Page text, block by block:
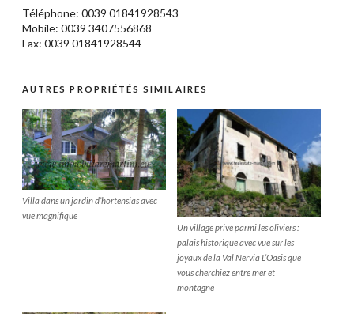
Téléphone: 0039 01841928543
Mobile: 0039 3407556868
Fax: 0039 01841928544
AUTRES PROPRIÉTÉS SIMILAIRES
Villa dans un jardin d’hortensias avec
vue magnifique
Un village privé parmi les oliviers :
palais historique avec vue sur les
joyaux de la Val Nervia L’Oasis que
vous cherchiez entre mer et
montagne